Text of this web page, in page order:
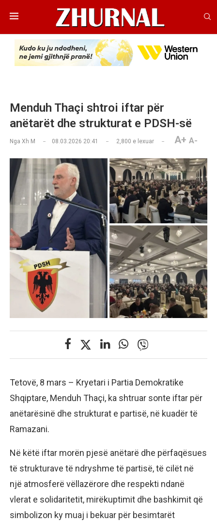
Menduh Thaçi shtroi iftar për
anëtarët dhe strukturat e PDSH-së
Nga Xh M 08.03.2026 20:41 2,800 e lexuar A+ A-
Tetovë, 8 mars – Kryetari i Partia Demokratike
Shqiptare, Menduh Thaçi, ka shtruar sonte iftar për
anëtarësinë dhe strukturat e partisë, në kuadër të
Ramazani.
Në këtë iftar morën pjesë anëtarë dhe përfaqësues
të strukturave të ndryshme të partisë, të cilët në
një atmosferë vëllazërore dhe respekti ndanë
vlerat e solidaritetit, mirëkuptimit dhe bashkimit që
simbolizon ky muaj i bekuar për besimtarët